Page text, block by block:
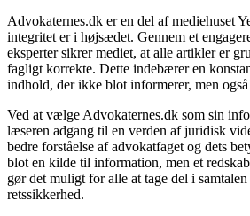
Advokaternes.dk er en del af mediehuset
integritet er i højsædet. Gennem et
eksperter sikrer mediet, at alle artikler er
fagligt korrekte. Dette indebærer en
indhold, der ikke blot informerer, men også
Ved at vælge Advokaternes.dk som sin
læseren adgang til en verden af juridisk
bedre forståelse af advokatfaget og dets
blot en kilde til information, men et
gør det muligt for alle at tage del i
retssikkerhed.